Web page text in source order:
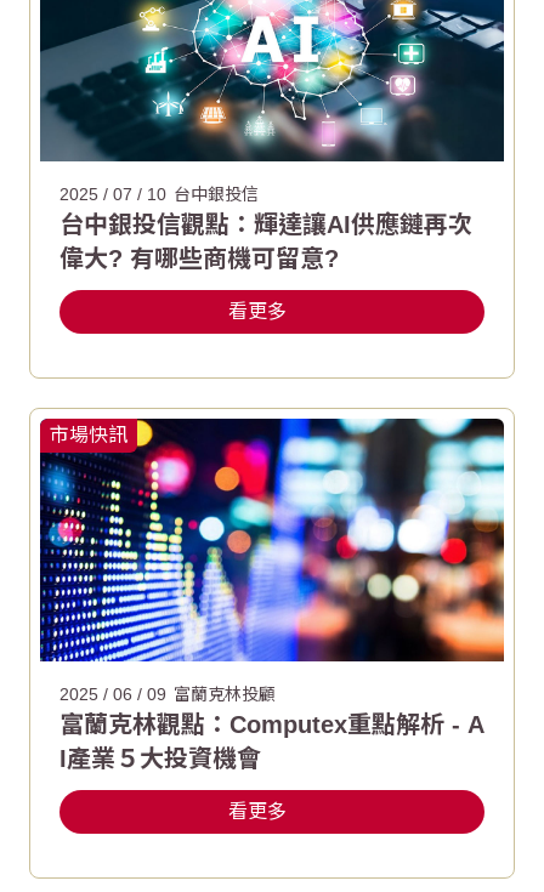
2025 / 07 / 10 台中銀投信
台中銀投信觀點：輝達讓AI供應鏈再次
偉大? 有哪些商機可留意?
看更多
市場快訊
2025 / 06 / 09 富蘭克林投顧
富蘭克林觀點：Computex重點解析 - A
I產業５大投資機會
看更多